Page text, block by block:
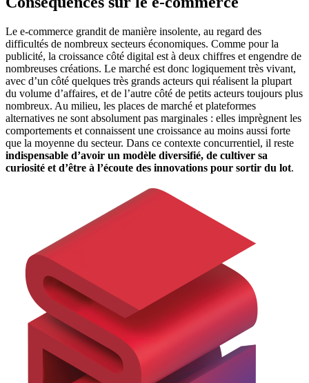
Le e-commerce grandit de manière insolente, au regard des
difficultés de nombreux secteurs économiques. Comme pour la
publicité, la croissance côté digital est à deux chiffres et engendre de
nombreuses créations. Le marché est donc logiquement très vivant,
avec d’un côté quelques très grands acteurs qui réalisent la plupart
du volume d’affaires, et de l’autre côté de petits acteurs toujours plus
nombreux. Au milieu, les places de marché et plateformes
alternatives ne sont absolument pas marginales : elles imprègnent les
comportements et connaissent une croissance au moins aussi forte
que la moyenne du secteur. Dans ce contexte concurrentiel, il reste
indispensable d’avoir un modèle diversifié, de cultiver sa
curiosité et d’être à l’écoute des innovations pour sortir du lot.